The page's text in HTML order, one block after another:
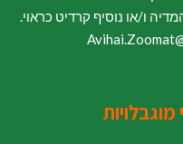
ו/או נוסיף קרדיט כראוי.